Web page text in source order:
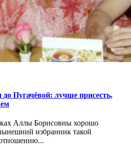
Пугачёвой: лучше присесть,
Аллы Борисовны хорошо
избранник такой